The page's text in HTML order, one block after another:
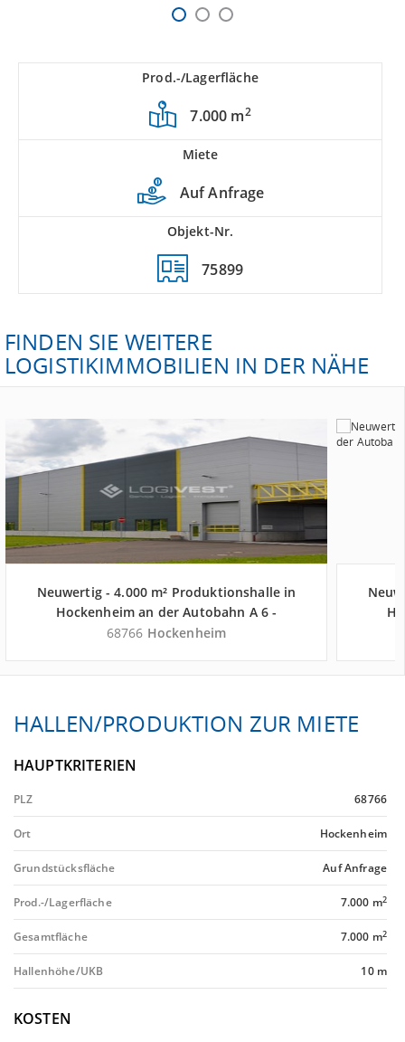
Prod.-/Lagerfläche
7.000 m2
Miete
Auf Anfrage
Objekt-Nr.
75899
FINDEN SIE WEITERE
LOGISTIKIMMOBILIEN IN DER NÄHE
Neuwertig - 4.000 m² Produktionshalle in
Hockenheim an der Autobahn A 6 -
Landkreis Rhein-Neckar-Kreis
68766 Hockenheim
HALLEN/PRODUKTION ZUR MIETE
HAUPTKRITERIEN
PLZ 68766
Ort Hockenheim
Grundstücksfläche Auf Anfrage
Prod.-/Lagerfläche 7.000 m2
Gesamtfläche 7.000 m2
Hallenhöhe/UKB 10 m
KOSTEN